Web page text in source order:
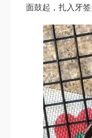
面鼓起，扎入牙签